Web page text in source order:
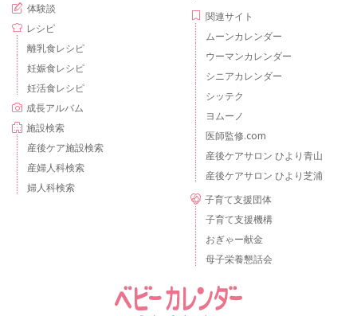
体験談
レシピ
離乳食レシピ
妊娠食レシピ
妊活食レシピ
成長アルバム
施設検索
産後ケア施設検索
産婦人科検索
婦人科検索
関連サイト
ムーンカレンダー
ウーマンカレンダー
シニアカレンダー
シッテク
ヨムーノ
医師監修.com
産後ケアサロン ひより青山
産後ケアサロン ひより芝浦
子育て支援団体
子育て支援機構
おぎゃー献金
母子栄養懇話会